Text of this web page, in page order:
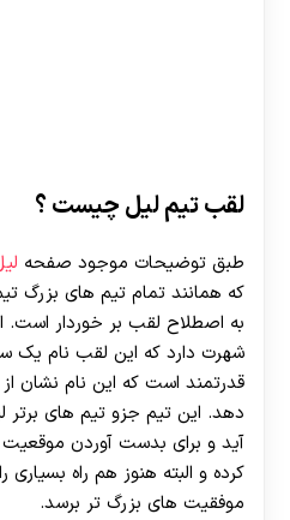
لقب تیم لیل چیست ؟
طبق توضیحات موجود صفحه
که همانند تمام تیم های بزرگ
به اصطلاح لقب بر خوردار است.
شهرت دارد که این لقب نام یک
قدرتمند است که این نام نشان
دهد. این تیم جزو تیم های
آید و برای بدست آوردن
کرده و البته هنوز هم راه بسیاری
موفقیت های بزرگ تر برسد.